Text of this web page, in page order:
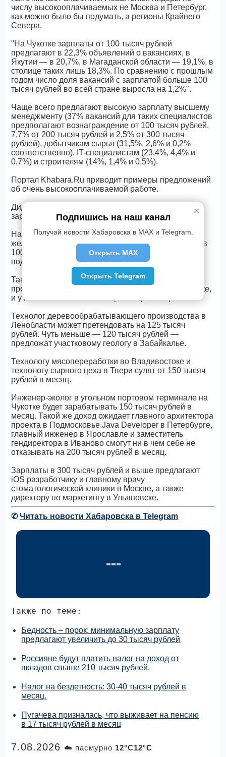
числу высокооплачиваемых не Москва и Петербург,
как можно было бы подумать, а регионы Крайнего
Севера.
"На Чукотке зарплаты от 100 тысяч рублей
предлагают в 22,3% объявлений о вакансиях, в
Якутии — в 20,7%, в Магаданской области — 19,1%, в
столице таких лишь 18,3%. По сравнению с прошлым
годом число доля вакансий с зарплатой больше 100
тысяч рублей во всей стране выросла на 1,2%".
Чаще всего предлагают высокую зарплату высшему
менеджменту (37% вакансий для таких специалистов
предполагают вознаграждение от 100 тысяч рублей,
7,7% от 200 тысяч рублей и 2,5% от 300 тысяч
рублей), добытчикам сырья (31,5%, 2,6% и 0,2%
соответственно), IT-специалистам (23,4%, 4,4% и
0,7%) и строителям (14%, 1,4% и 0,5%).
Портал Khabara.Ru приводит примеры предложений
об очень высокооплачиваемой работе.
Диджитал-маркетолога в Петербурге ищут на
зарплату в 100-250 тысяч рублей.
Начальник участка/мастер/бригадир для работы на
железной дороге может стать обладателем оклада в
100-300 тысяч рублей в зависимости от успехов
подчиненного ему коллектива.
Такой же разброс доходах будет и у начальника
производства в цехе мягкой мебели в Новосибирске,
и у главного зоотехника в Красноярском крае.
Технолог деревообрабатывающего производства в
Ленобласти может претендовать на 125 тысяч
рублей. Чуть меньше — 120 тысяч рублей —
предложат участковому геологу в Забайкалье.
Технологу мясопереработки во Владивостоке и
технологу сырного цеха в Твери сулят от 150 тысяч
рублей в месяц.
Инженер-эколог в угольном портовом терминале на
Чукотке будет зарабатывать 150 тысяч рублей в
месяц. Такой же доход ожидает главного архитектора
проекта в Подмосковье.Java Developer в Петербурге,
главный инженер в Ярославле и заместитель
гендиректора в Иваново смогут ни в чем себе не
отказывать на 200 тысяч рублей в месяц.
Зарплаты в 300 тысяч рублей и выше предлагают
iOS разработчику и главному врачу
стоматологической клиники в Москве, а также
директору по маркетингу в Ульяновске.
✆Читать новости Хабаровска в Telegram
Также по теме:
Бедность – порок: минимальную зарплату
предлагают увеличить до 30 тысяч рублей
Россияне будут платить налог на доход от
вкладов свыше 210 тысяч рублей.
Налог на бездетность: 30-40 тысяч рублей в
месяц.
Пугачева призналась, что выживает на пенсию
в 17 тысяч рублей в месяц
✕
Подпишись на наш канал
Получай новости Хабаровска в MAX и Telegram.
Открыть MAX
Открыть Telegram
7.08.2026 ☁️ пасмурно 12°C12°C